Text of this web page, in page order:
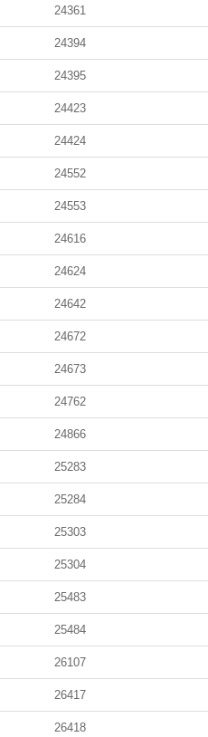
24361
24394
24395
24423
24424
24552
24553
24616
24624
24642
24672
24673
24762
24866
25283
25284
25303
25304
25483
25484
26107
26417
26418